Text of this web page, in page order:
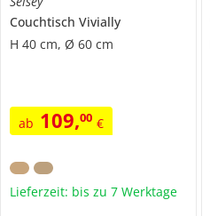
Couchtisch Vivially
H 40 cm, Ø 60 cm
ab 109,00 €
Lieferzeit: bis zu 7 Werktage